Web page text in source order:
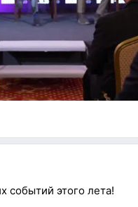
событий этого лета!